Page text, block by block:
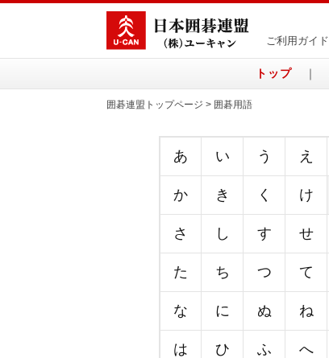
ご利用ガイド
トップ ｜
囲碁連盟トップページ > 囲碁用語
あ い う え
か き く け
さ し す せ
た ち つ て
な に ぬ ね
は ひ ふ へ